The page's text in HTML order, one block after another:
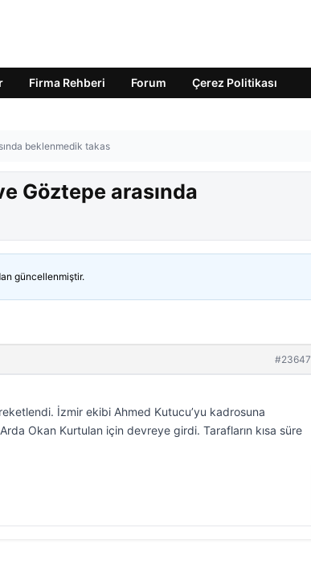
Firma Rehberi Forum Çerez Politikası
beklenmedik takas
Göztepe arasında
güncellenmiştir.
#23647
İzmir ekibi Ahmed Kutucu’yu kadrosuna
Okan Kurtulan için devreye girdi. Tarafların kısa süre